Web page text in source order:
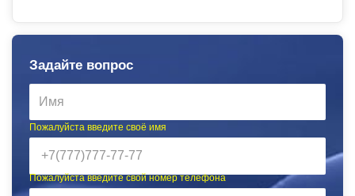
Задайте вопрос
Пожалуйста введите своё имя
Пожалуйста введите свой номер телефона